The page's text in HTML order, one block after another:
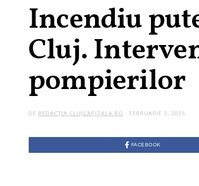
Incendiu
Cluj.
pompierilor
DE REDACȚIA CLUJCAPITALA.RO FEBRUARIE 3, 2025
FACEBOOK